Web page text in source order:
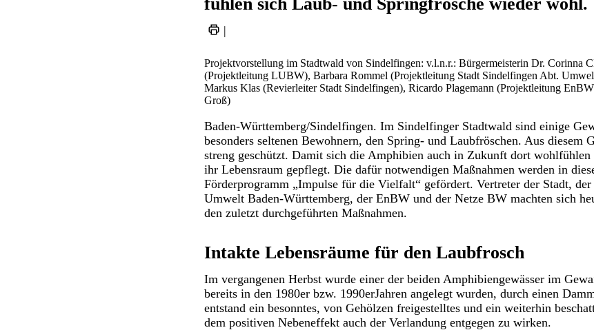
|
Projektvorstellung im Stadtwald von Sindelfingen: v.l.n.r.: Bürgermeisterin Dr. Corinna
(Projektleitung LUBW), Barbara Rommel (Projektleitung Stadt Sindelfingen Abt.
Markus Klas (Revierleiter Stadt Sindelfingen), Ricardo Plagemann (Projektleitung
Groß)
Baden-Württemberg/Sindelfingen. Im Sindelfinger Stadtwald sind einige
besonders seltenen Bewohnern, den Spring- und Laubfröschen. Aus diesem
streng geschützt. Damit sich die Amphibien auch in Zukunft dort
ihr Lebensraum gepflegt. Die dafür notwendigen Maßnahmen werden in
Förderprogramm „Impulse für die Vielfalt“ gefördert. Vertreter der Stadt,
Umwelt Baden-Württemberg, der EnBW und der Netze BW machten sich
den zuletzt durchgeführten Maßnahmen.
Intakte Lebensräume für den Laubfrosch
Im vergangenen Herbst wurde einer der beiden Amphibiengewässer im
bereits in den 1980er bzw. 1990erJahren angelegt wurden, durch einen
entstand ein besonntes, von Gehölzen freigestelltes und ein weiterhin
dem positiven Nebeneffekt auch der Verlandung entgegen zu wirken.